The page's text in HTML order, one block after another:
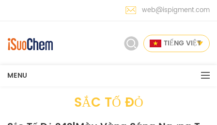
web@ispigment.com
TIẾNG VIỆT
MENU
SẮC TỐ ĐỎ